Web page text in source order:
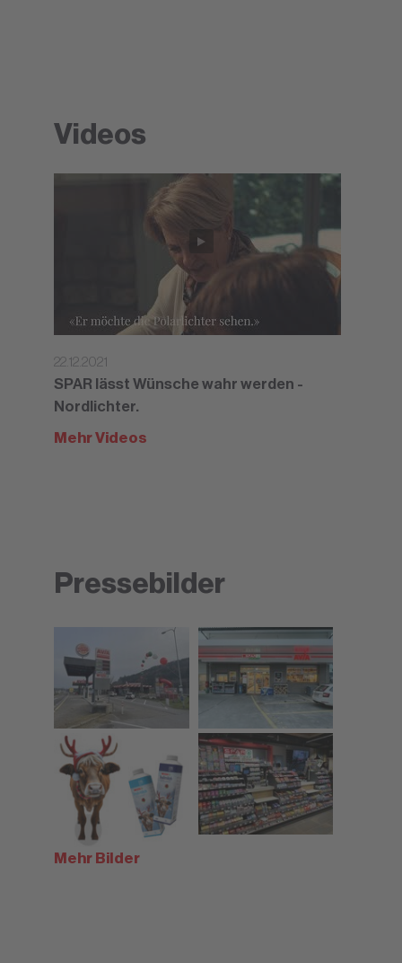
Videos
22.12.2021
SPAR lässt Wünsche wahr werden -
Nordlichter.
Mehr Videos
Pressebilder
Mehr Bilder